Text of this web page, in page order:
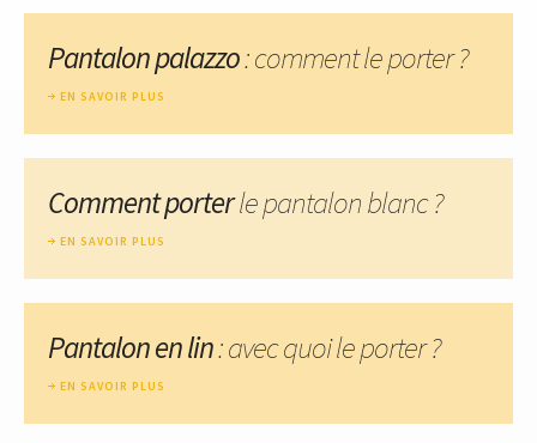
Pantalon palazzo: comment le porter ?
EN SAVOIR PLUS
Comment porterle pantalon blanc ?
EN SAVOIR PLUS
Pantalon en lin: avec quoi le porter ?
EN SAVOIR PLUS